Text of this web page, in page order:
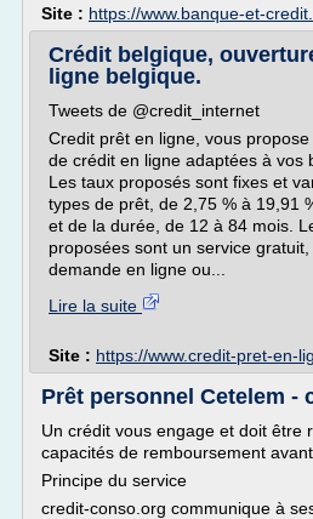
Site : https://www.banque-et-
Crédit belgique,
ligne belgique.
Tweets de @credit_internet
Credit prêt en ligne, vous
de crédit en ligne adaptées à vos
Les taux proposés sont fixes et
types de prêt, de 2,75 % à 19,91
et de la durée, de 12 à 84 mois.
proposées sont un service
demande en ligne ou...
Lire la suite
Site : https://www.credit-pret-en-
Prêt personnel Cetelem -
Un crédit vous engage et doit être
capacités de remboursement
Principe du service
credit-conso.org communique à